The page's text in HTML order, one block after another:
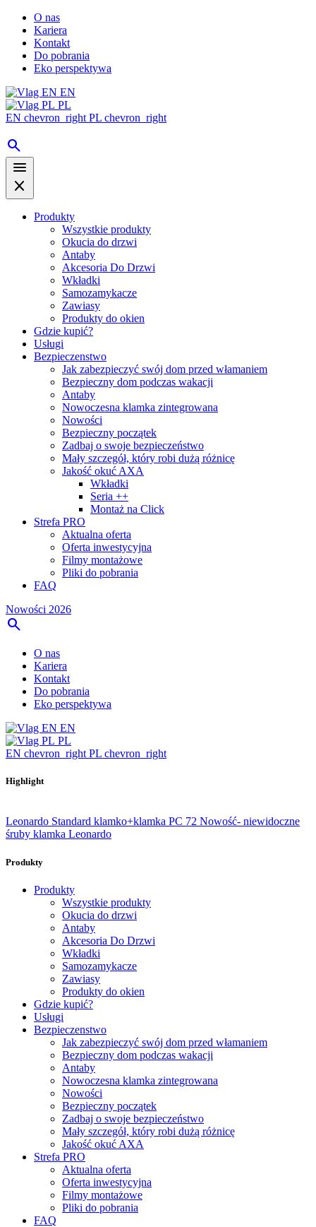
O nas
Kariera
Kontakt
Do pobrania
Eko perspektywa
EN
PL
EN chevron_right PL chevron_right
search
menu
close
Produkty
Wszystkie produkty
Okucia do drzwi
Antaby
Akcesoria Do Drzwi
Wkładki
Samozamykacze
Zawiasy
Produkty do okien
Gdzie kupić?
Usługi
Bezpieczenstwo
Jak zabezpieczyć swój dom przed włamaniem
Bezpieczny dom podczas wakacji
Antaby
Nowoczesna klamka zintegrowana
Nowości
Bezpieczny początek
Zadbaj o swoje bezpieczeństwo
Mały szczegół, który robi dużą różnicę
Jakość okuć AXA
Wkładki
Seria ++
Montaż na Click
Strefa PRO
Aktualna oferta
Oferta inwestycyjna
Filmy montażowe
Pliki do pobrania
FAQ
Nowości 2026
search
O nas
Kariera
Kontakt
Do pobrania
Eko perspektywa
EN
PL
EN chevron_right PL chevron_right
Highlight
Leonardo Standard klamko+klamka PC 72 Nowość- niewidoczne
śruby klamka Leonardo
Produkty
Produkty
Wszystkie produkty
Okucia do drzwi
Antaby
Akcesoria Do Drzwi
Wkładki
Samozamykacze
Zawiasy
Produkty do okien
Gdzie kupić?
Usługi
Bezpieczenstwo
Jak zabezpieczyć swój dom przed włamaniem
Bezpieczny dom podczas wakacji
Antaby
Nowoczesna klamka zintegrowana
Nowości
Bezpieczny początek
Zadbaj o swoje bezpieczeństwo
Mały szczegół, który robi dużą różnicę
Jakość okuć AXA
Strefa PRO
Aktualna oferta
Oferta inwestycyjna
Filmy montażowe
Pliki do pobrania
FAQ